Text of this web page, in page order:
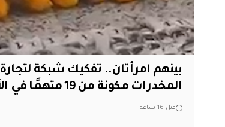
بينهم امرأتان.. تفكيك شبكة لتجارة
المخدرات مكونة من 19 متهمًا في الأنبار
قبل 16 ساعة